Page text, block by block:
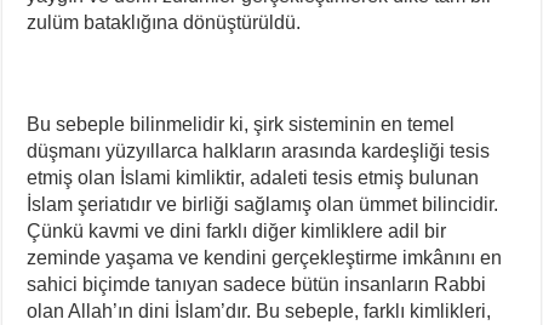
zulüm bataklığına dönüştürüldü.
Bu sebeple bilinmelidir ki, şirk sisteminin en temel
düşmanı yüzyıllarca halkların arasında kardeşliği tesis
etmiş olan İslami kimliktir, adaleti tesis etmiş bulunan
İslam şeriatıdır ve birliği sağlamış olan ümmet bilincidir.
Çünkü kavmi ve dini farklı diğer kimliklere adil bir
zeminde yaşama ve kendini gerçekleştirme imkânını en
sahici biçimde tanıyan sadece bütün insanların Rabbi
olan Allah’ın dini İslam’dır. Bu sebeple, farklı kimlikleri,